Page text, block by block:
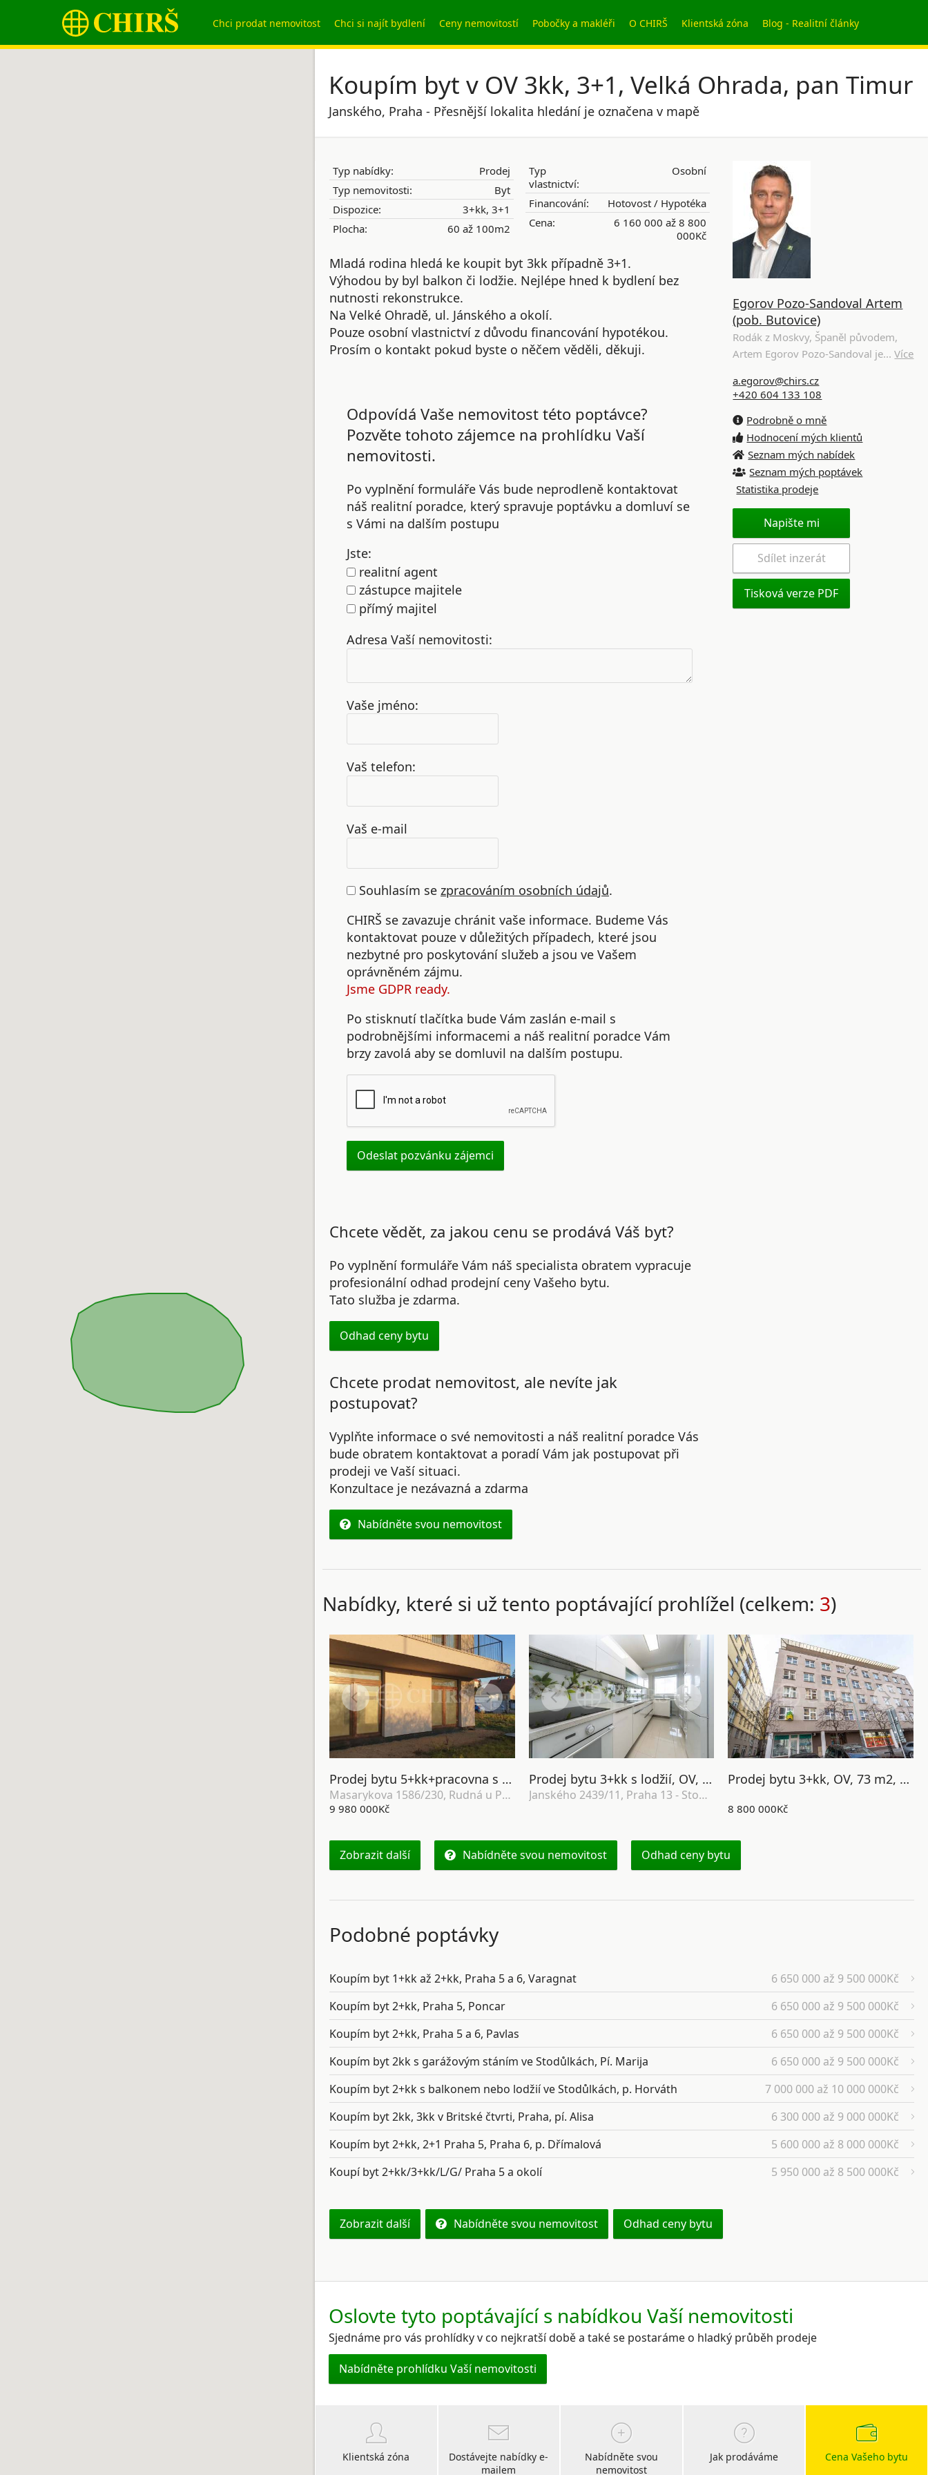
Chci prodat nemovitost Chci si najít bydlení Ceny nemovitostí Pobočky a makléři O CHIRŠ Klientská zóna Blog - Realitní články
Koupím byt v OV 3kk, 3+1, Velká Ohrada, pan Timur
Janského, Praha - Přesnější lokalita hledání je označena v mapě
Typ nabídky:
Prodej
Typ nemovitosti:
Byt
Dispozice:
3+kk, 3+1
Plocha:
60 až 100m2
Typ
vlastnictví:
Osobní
Financování:
Hotovost / Hypotéka
Cena:
6 160 000 až 8 800
000Kč
Mladá rodina hledá ke koupit byt 3kk případně 3+1.
Výhodou by byl balkon či lodžie. Nejlépe hned k bydlení bez
nutnosti rekonstrukce.
Na Velké Ohradě, ul. Jánského a okolí.
Pouze osobní vlastnictví z důvodu financování hypotékou.
Prosím o kontakt pokud byste o něčem věděli, děkuji.
Odpovídá Vaše nemovitost této poptávce?
Pozvěte tohoto zájemce na prohlídku Vaší
nemovitosti.
Po vyplnění formuláře Vás bude neprodleně kontaktovat
náš realitní poradce, který spravuje poptávku a domluví se
s Vámi na dalším postupu
Jste:
realitní agent
zástupce majitele
přímý majitel
Adresa Vaší nemovitosti:
Vaše jméno:
Vaš telefon:
Vaš e-mail
Souhlasím se zpracováním osobních údajů.
CHIRŠ se zavazuje chránit vaše informace. Budeme Vás
kontaktovat pouze v důležitých případech, které jsou
nezbytné pro poskytování služeb a jsou ve Vašem
oprávněném zájmu.
Jsme GDPR ready.
Po stisknutí tlačítka bude Vám zaslán e-mail s
podrobnějšími informacemi a náš realitní poradce Vám
brzy zavolá aby se domluvil na dalším postupu.
Chcete vědět, za jakou cenu se prodává Váš byt?
Po vyplnění formuláře Vám náš specialista obratem vypracuje
profesionální odhad prodejní ceny Vašeho bytu.
Tato služba je zdarma.
Odhad ceny bytu
Chcete prodat nemovitost, ale nevíte jak
postupovat?
Vyplňte informace o své nemovitosti a náš realitní poradce Vás
bude obratem kontaktovat a poradí Vám jak postupovat při
prodeji ve Vaší situaci.
Konzultace je nezávazná a zdarma
Nabídněte svou nemovitost
Egorov Pozo-Sandoval Artem
(pob. Butovice)
Rodák z Moskvy, Španěl původem,
Artem Egorov Pozo-Sandoval je...Více
a.egorov@chirs.cz
+420 604 133 108
Podrobně o mně
Hodnocení mých klientů
Seznam mých nabídek
Seznam mých poptávek
Statistika prodeje
Napište mi
Sdílet inzerát
Tisková verze PDF
Nabídky, které si už tento poptávající prohlížel (celkem: 3)
Prodej bytu 5+kk+pracovna s balkonem a zahradou, OV, 143m2, ul. Masarykova 1586/230, Rudná u Prahy
Masarykova 1586/230, Rudná u Prahy
9 980 000Kč
Prodej bytu 3+kk s lodžií, OV, 83m2, ul. Janského 2439/11, Praha 13 - Stodůlky
Janského 2439/11, Praha 13 - Stodůlky
Prodej bytu 3+kk, OV, 73 m2, ul. Petržílkova 2564/21, Praha 5 - Nové Butovice
8 800 000Kč
Zobrazit další Nabídněte svou nemovitost Odhad ceny bytu
Podobné poptávky
Koupím byt 1+kk až 2+kk, Praha 5 a 6, Varagnat
6 650 000 až 9 500 000Kč
Koupím byt 2+kk, Praha 5, Poncar
6 650 000 až 9 500 000Kč
Koupím byt 2+kk, Praha 5 a 6, Pavlas
6 650 000 až 9 500 000Kč
Koupím byt 2kk s garážovým stáním ve Stodůlkách, Pí. Marija
6 650 000 až 9 500 000Kč
Koupím byt 2+kk s balkonem nebo lodžií ve Stodůlkách, p. Horváth
7 000 000 až 10 000 000Kč
Koupím byt 2kk, 3kk v Britské čtvrti, Praha, pí. Alisa
6 300 000 až 9 000 000Kč
Koupím byt 2+kk, 2+1 Praha 5, Praha 6, p. Dřímalová
5 600 000 až 8 000 000Kč
Koupí byt 2+kk/3+kk/L/G/ Praha 5 a okolí
5 950 000 až 8 500 000Kč
Zobrazit další Nabídněte svou nemovitost Odhad ceny bytu
Oslovte tyto poptávající s nabídkou Vaší nemovitosti
Sjednáme pro vás prohlídky v co nejkratší době a také se postaráme o hladký průběh prodeje
Nabídněte prohlídku Vaší nemovitosti
Klientská zóna
Dostávejte nabídky e-
mailem
Nabídněte svou
nemovitost
Jak prodáváme Cena Vašeho bytu